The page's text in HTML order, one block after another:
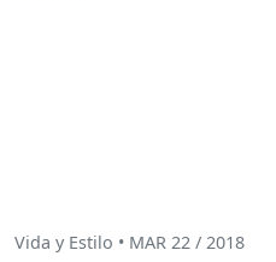
Vida y Estilo • MAR 22 / 2018